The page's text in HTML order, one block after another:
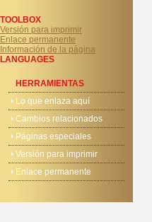
TOOLBOX
Versión para imprimir
Enlace permanente
Información de la página
LANGUAGES
HERRAMIENTAS
Lo que enlaza aquí
Cambios relacionados
Páginas especiales
Versión para imprimir
Enlace permanente